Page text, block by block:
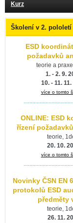
Kurz
Školení v 2. pololetí
ESD
požadavků
teorie a
1. - 2. 9.
10. - 11.
více o tomto
ONLINE: ESD
řízení
teorie,
20. 10.
více o tomto
Novinky ČSN EN
protokolů ESD
předměty
teorie,
26. 11.